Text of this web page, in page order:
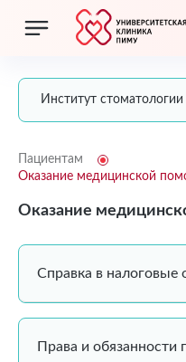
Институт стоматологии
Пациентам
Оказание медицинской
Оказание
Справка в налоговые
Права и обязанности